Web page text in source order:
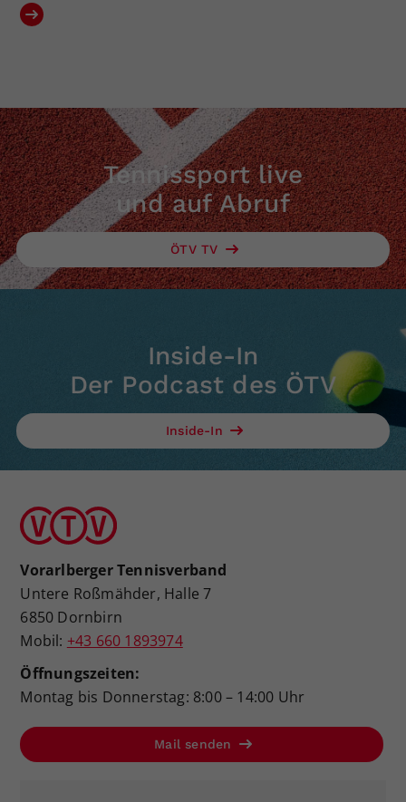
Tennissport live
und auf Abruf
ÖTV TV
Inside-In
Der Podcast des ÖTV
Inside-In
Vorarlberger Tennisverband
Untere Roßmähder, Halle 7
6850 Dornbirn
Mobil: +43 660 1893974
Öffnungszeiten:
Montag bis Donnerstag: 8:00 – 14:00 Uhr
Mail senden